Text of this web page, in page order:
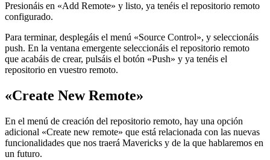
Presionáis en «Add Remote» y listo, ya tenéis el repositorio remoto
configurado.
Para terminar, desplegáis el menú «Source Control», y seleccionáis
push. En la ventana emergente seleccionáis el repositorio remoto
que acabáis de crear, pulsáis el botón «Push» y ya tenéis el
repositorio en vuestro remoto.
«Create New Remote»
En el menú de creación del repositorio remoto, hay una opción
adicional «Create new remote» que está relacionada con las nuevas
funcionalidades que nos traerá Mavericks y de la que hablaremos en
un futuro.